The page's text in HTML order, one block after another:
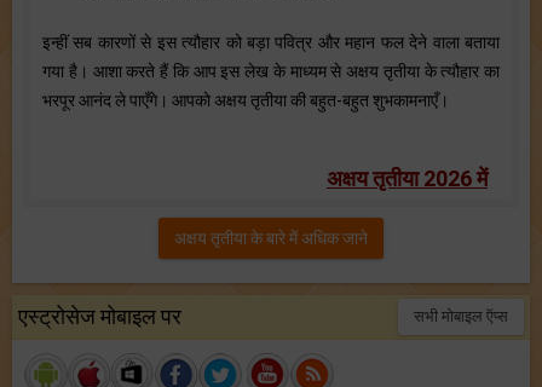
इन्हीं सब कारणों से इस त्यौहार को बड़ा पवित्र और महान फल देने वाला बताया
गया है। आशा करते हैं कि आप इस लेख के माध्यम से अक्षय तृतीया के त्यौहार का
भरपूर आनंद ले पाएँगे। आपको अक्षय तृतीया की बहुत-बहुत शुभकामनाएँ।
अक्षय तृतीया 2026 में
अक्षय तृतीया के बारे में अधिक जाने
एस्ट्रोसेज मोबाइल पर सभी मोबाइल ऍप्स